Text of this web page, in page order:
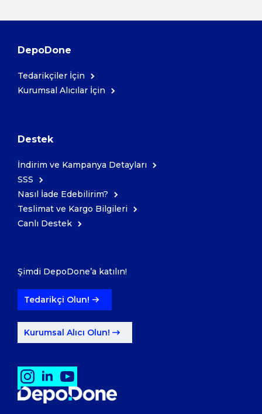
DepoDone
Tedarikçiler İçin
Kurumsal Alıcılar İçin
Destek
İndirim ve Kampanya Detayları
SSS
Nasıl İade Edebilirim?
Teslimat ve Kargo Bilgileri
Canlı Destek
Şimdi DepoDone’a katılın!
Tedarikçi Olun!
Kurumsal Alıcı Olun!